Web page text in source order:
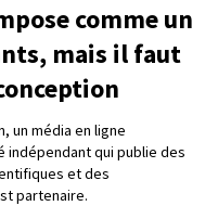
comme un
mais il faut
un média en ligne
qui publie des
et des
partenaire.